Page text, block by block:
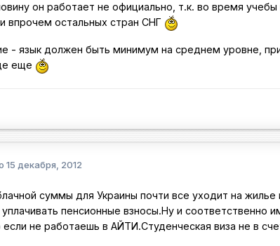
он работает не официально, т.к. во время
впрочем остальных стран СНГ
- язык должен быть минимум на среднем уровне,
еще
15 декабря, 2012
суммы для Украины почти все уходит на
пенсионные взносы.Ну и соответственно
не работаешь в АЙТИ.Студенческая виза не в